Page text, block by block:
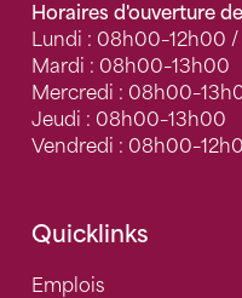
Horaires d'ouverture
Lundi : 08h00–12h00 /
Mardi : 08h00–13h00
Mercredi :
Jeudi : 08h00–13h00
Vendredi :
Quicklinks
Emplois